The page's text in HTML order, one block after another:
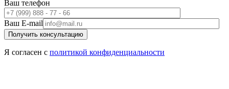
Ваш телефон
Ваш E-mail
Я согласен с политикой конфиденциальности